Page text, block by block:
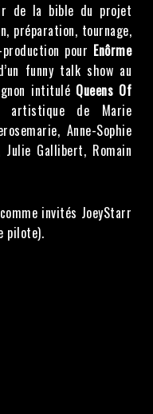
de la bible du projet
préparation, tournage,
pour Enôrme
funny talk show au
intitulé Queens Of
artistique de Marie
Anne-Sophie
Gallibert, Romain
invités JoeyStarr
pilote).